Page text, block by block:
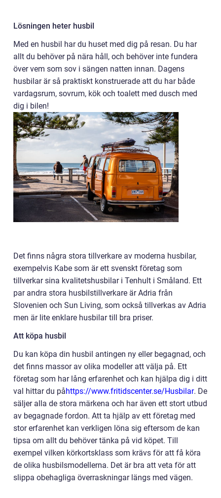
Lösningen heter husbil
Med en husbil har du huset med dig på resan. Du har
allt du behöver på nära håll, och behöver inte fundera
över vem som sov i sängen natten innan. Dagens
husbilar är så praktiskt konstruerade att du har både
vardagsrum, sovrum, kök och toalett med dusch med
dig i bilen!
Det finns några stora tillverkare av moderna husbilar,
exempelvis Kabe som är ett svenskt företag som
tillverkar sina kvalitetshusbilar i Tenhult i Småland. Ett
par andra stora husbilstillverkare är Adria från
Slovenien och Sun Living, som också tillverkas av Adria
men är lite enklare husbilar till bra priser.
Att köpa husbil
Du kan köpa din husbil antingen ny eller begagnad, och
det finns massor av olika modeller att välja på. Ett
företag som har lång erfarenhet och kan hjälpa dig i ditt
val hittar du påhttps://www.fritidscenter.se/Husbilar. De
säljer alla de stora märkena och har även ett stort utbud
av begagnade fordon. Att ta hjälp av ett företag med
stor erfarenhet kan verkligen löna sig eftersom de kan
tipsa om allt du behöver tänka på vid köpet. Till
exempel vilken körkortsklass som krävs för att få köra
de olika husbilsmodellerna. Det är bra att veta för att
slippa obehagliga överraskningar längs med vägen.